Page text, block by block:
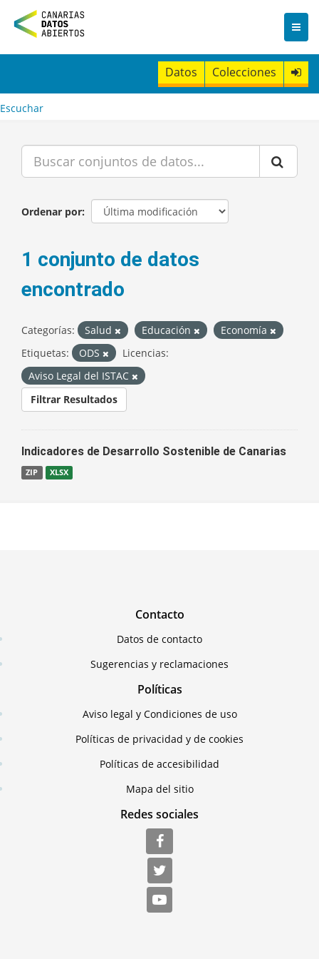
n
t
Datos Colecciones
Escuchar
Ordenar por
1 conjunto de datos
encontrado
Categorías: Salud Educación
Economía
Etiquetas:
ODS
Licencias:
Aviso Legal del ISTAC
Filtrar Resultados
Indicadores de Desarrollo Sostenible de Canarias
ZIP XLSX
Contacto
Datos de contacto
Sugerencias y reclamaciones
Políticas
Aviso legal y Condiciones de uso
Políticas de privacidad y de cookies
Políticas de accesibilidad
Mapa del sitio
Redes sociales